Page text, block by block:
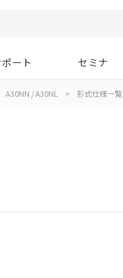
ート セミナ
A30NN / A30NL > 形式仕様一覧